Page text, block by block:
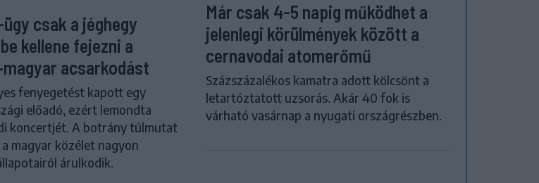
csak a jéghegy
kellene fejezni a
acsarkodást
fenyegetést kapott egy
előadó, ezért lemondta
koncertjét. A botrány túlmutat
a magyar közélet nagyon
árulkodik.
Már csak 4-5 napig működhet a
jelenlegi körülmények között a
cernavodai atomerőmű
Százszázalékos kamatra adott kölcsönt a
letartóztatott uzsorás. Akár 40 fok is
várható vasárnap a nyugati országrészben.